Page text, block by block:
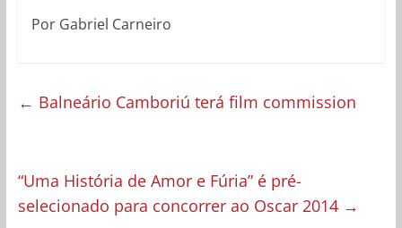
Por Gabriel Carneiro
← Balneário Camboriú terá film commission
“Uma História de Amor e Fúria” é pré-
selecionado para concorrer ao Oscar 2014 →